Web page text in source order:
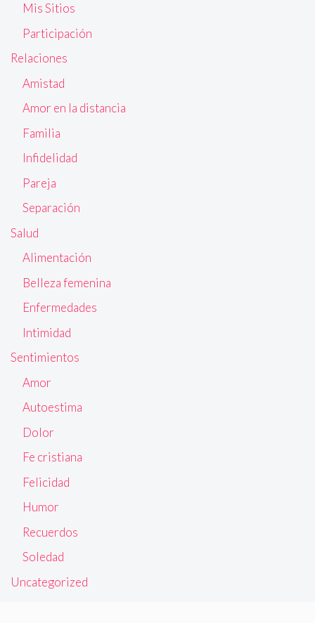
Mis Sitios
Participación
Relaciones
Amistad
Amor en la distancia
Familia
Infidelidad
Pareja
Separación
Salud
Alimentación
Belleza femenina
Enfermedades
Intimidad
Sentimientos
Amor
Autoestima
Dolor
Fe cristiana
Felicidad
Humor
Recuerdos
Soledad
Uncategorized